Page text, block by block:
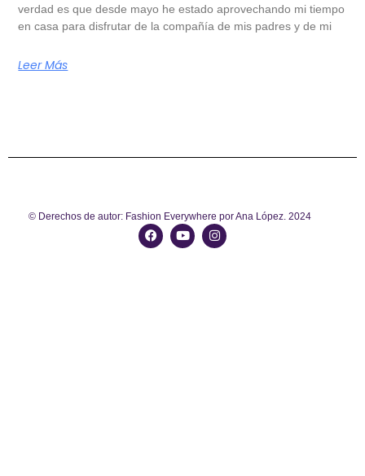
verdad es que desde mayo he estado aprovechando mi tiempo
en casa para disfrutar de la compañía de mis padres y de mi
Leer Más
© Derechos de autor: Fashion Everywhere por Ana López. 2024